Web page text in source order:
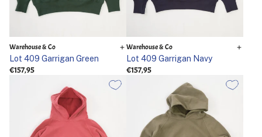
Warehouse & Co
Lot 409 Garrigan Green
€157,95
Warehouse & Co
Lot 409 Garrigan Navy
€157,95